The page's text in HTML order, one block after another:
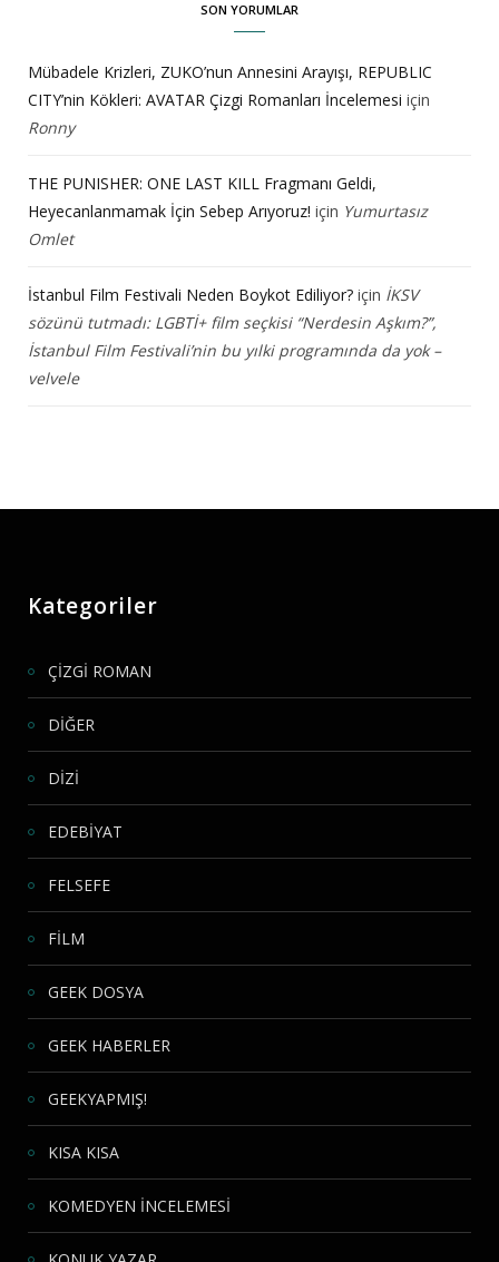
SON YORUMLAR
Mübadele Krizleri, ZUKO’nun Annesini Arayışı, REPUBLIC
CITY’nin Kökleri: AVATAR Çizgi Romanları İncelemesi için
Ronny
THE PUNISHER: ONE LAST KILL Fragmanı Geldi,
Heyecanlanmamak İçin Sebep Arıyoruz! için Yumurtasız
Omlet
İstanbul Film Festivali Neden Boykot Ediliyor? için İKSV
sözünü tutmadı: LGBTİ+ film seçkisi “Nerdesin Aşkım?”,
İstanbul Film Festivali’nin bu yılki programında da yok –
velvele
Kategoriler
ÇİZGİ ROMAN
DİĞER
DİZİ
EDEBİYAT
FELSEFE
FİLM
GEEK DOSYA
GEEK HABERLER
GEEKYAPMIŞ!
KISA KISA
KOMEDYEN İNCELEMESİ